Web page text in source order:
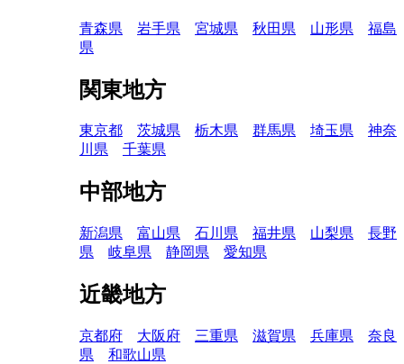
青森県 岩手県 宮城県 秋田県 山形県
福島
県
関東地方
東京都 茨城県 栃木県 群馬県 埼玉県
神奈
川県
千葉県
中部地方
新潟県 富山県 石川県 福井県 山梨県
長野
県
岐阜県 静岡県 愛知県
近畿地方
京都府 大阪府 三重県 滋賀県 兵庫県
奈良
県
和歌山県